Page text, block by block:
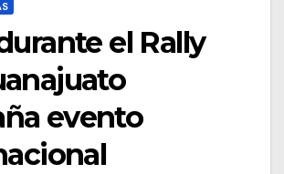
el Rally
evento